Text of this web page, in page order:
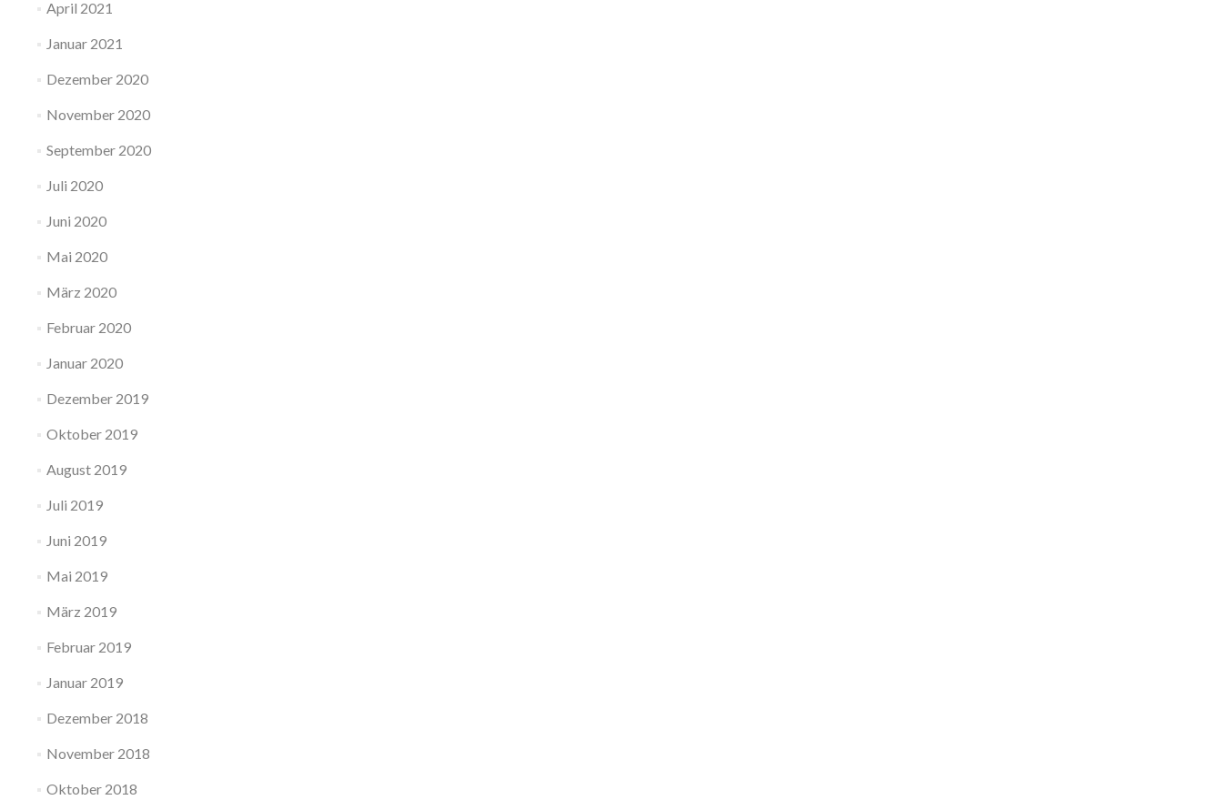
April 2021
Januar 2021
Dezember 2020
November 2020
September 2020
Juli 2020
Juni 2020
Mai 2020
März 2020
Februar 2020
Januar 2020
Dezember 2019
Oktober 2019
August 2019
Juli 2019
Juni 2019
Mai 2019
März 2019
Februar 2019
Januar 2019
Dezember 2018
November 2018
Oktober 2018